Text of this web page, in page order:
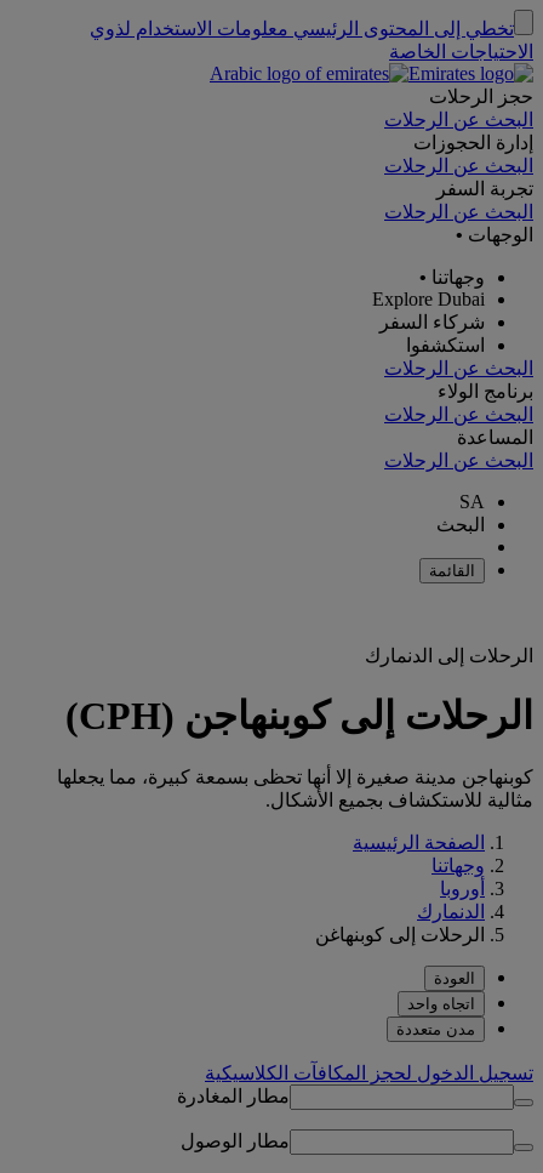
تخطي إلى المحتوى الرئيسي معلومات الاستخدام لذوي
الاحتياجات الخاصة
حجز الرحلات
البحث عن الرحلات
إدارة الحجوزات
البحث عن الرحلات
تجربة السفر
البحث عن الرحلات
الوجهات •
وجهاتنا •
Explore Dubai
شركاء السفر
استكشفوا
البحث عن الرحلات
برنامج الولاء
البحث عن الرحلات
المساعدة
البحث عن الرحلات
SA
البحث
القائمة
الرحلات إلى الدنمارك
الرحلات إلى كوبنهاجن (CPH)
كوبنهاجن مدينة صغيرة إلا أنها تحظى بسمعة كبيرة، مما يجعلها
مثالية للاستكشاف بجميع الأشكال.
الصفحة الرئيسية
وجهاتنا
أوروبا
الدنمارك
الرحلات إلى كوبنهاغن
العودة
اتجاه واحد
مدن متعددة
تسجيل الدخول لحجز المكافآت الكلاسيكية
مطار المغادرة
مطار الوصول